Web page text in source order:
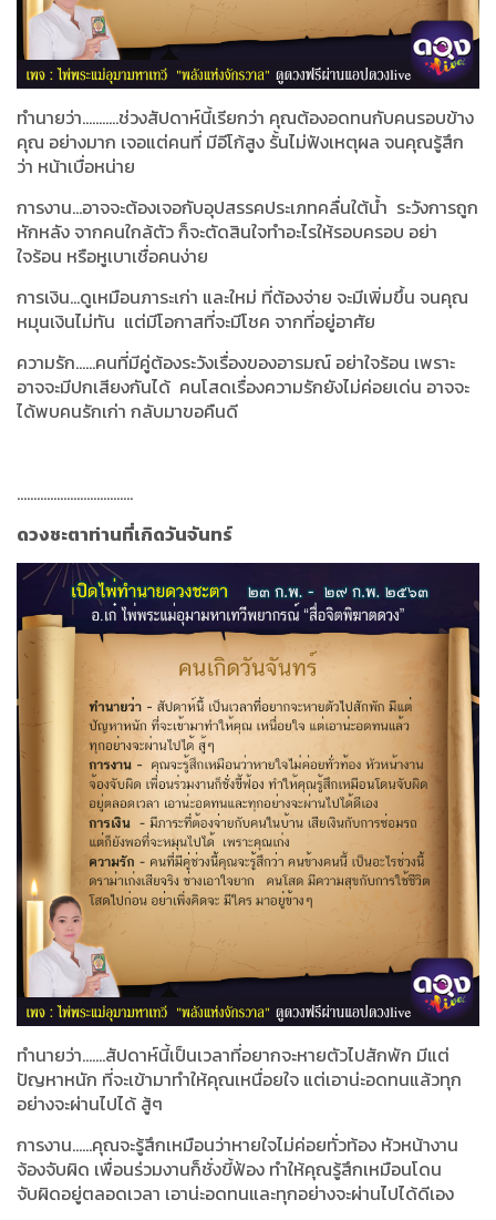
ทำนายว่า...........ช่วงสัปดาห์นี้เรียกว่า คุณต้องอดทนกับคนรอบข้าง
คุณ อย่างมาก เจอแต่คนที่ มีอีโก้สูง รั้นไม่ฟังเหตุผล จนคุณรู้สึก
ว่า หน้าเบื่อหน่าย
การงาน...อาจจะต้องเจอกับอุปสรรคประเภทคลื่นใต้น้ำ ระวังการถูก
หักหลัง จากคนใกล้ตัว ก็จะตัดสินใจทำอะไรให้รอบครอบ อย่า
ใจร้อน หรือหูเบาเชื่อคนง่าย
การเงิน...ดูเหมือนภาระเก่า และใหม่ ที่ต้องจ่าย จะมีเพิ่มขึ้น จนคุณ
หมุนเงินไม่ทัน แต่มีโอกาสที่จะมีโชค จากที่อยู่อาศัย
ความรัก......คนที่มีคู่ต้องระวังเรื่องของอารมณ์ อย่าใจร้อน เพราะ
อาจจะมีปกเสียงกันได้ คนโสดเรื่องความรักยังไม่ค่อยเด่น อาจจะ
ได้พบคนรักเก่า กลับมาขอคืนดี
...................................
ดวงชะตาท่านที่เกิดวันจันทร์
ทำนายว่า.......สัปดาห์นี้เป็นเวลาที่อยากจะหายตัวไปสักพัก มีแต่
ปัญหาหนัก ที่จะเข้ามาทำให้คุณเหนื่อยใจ แต่เอาน่ะอดทนแล้วทุก
อย่างจะผ่านไปได้ สู้ๆ
การงาน......คุณจะรู้สึกเหมือนว่าหายใจไม่ค่อยทั่วท้อง หัวหน้างาน
จ้องจับผิด เพื่อนร่วมงานก็ชั่งขี้ฟ้อง ทำให้คุณรู้สึกเหมือนโดน
จับผิดอยู่ตลอดเวลา เอาน่ะอดทนและทุกอย่างจะผ่านไปได้ดีเอง